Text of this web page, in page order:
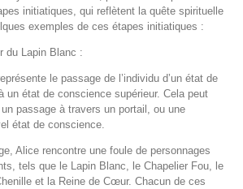
initiatiques, qui reflètent la quête spirituelle
exemples de ces étapes initiatiques :
du Lapin Blanc :
le passage de l’individu d’un état de
un état de conscience supérieur. Cela peut
passage à travers un portail, ou une
état de conscience.
Alice rencontre une foule de personnages
tels que le Lapin Blanc, le Chapelier Fou, le
et la Reine de Cœur. Chacun de ces